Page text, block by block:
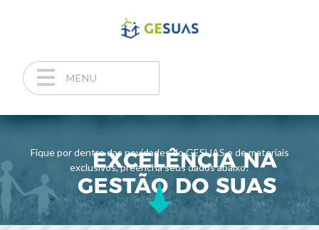
MENU
Fique por dentro das novidades do GESUAS e de materiais
exclusivos, preencha seus dados abaixo!